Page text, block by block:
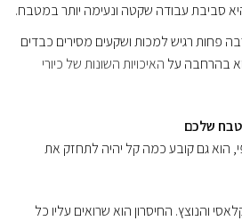
סביבת עבודה שקטה ונעימה יותר במטבח.
פחות רגיש למכות ושקעים מסירים כבדים
בהרחבה על האיכויות השונות של כיורי
שלכם
הוא גם קובע כמה קל יהיה לתחזק את
והנוצץ. החיסרון הוא שרואים עליו כל